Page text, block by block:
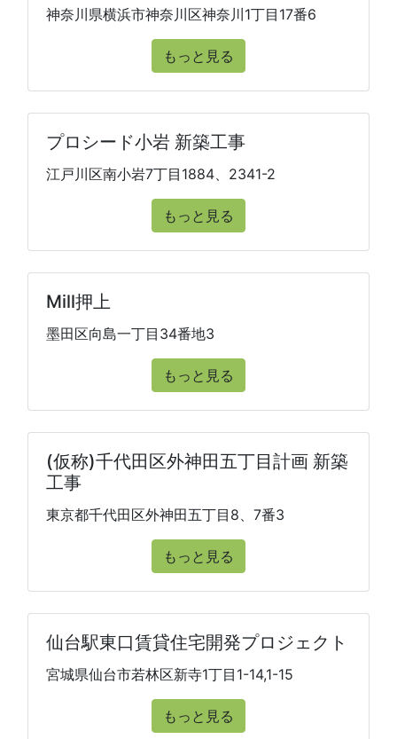
神奈川県横浜市神奈川区神奈川1丁目17番6
もっと見る
プロシード小岩 新築工事
江戸川区南小岩7丁目1884、2341-2
もっと見る
Mill押上
墨田区向島一丁目34番地3
もっと見る
(仮称)千代田区外神田五丁目計画 新築
工事
東京都千代田区外神田五丁目8、7番3
もっと見る
仙台駅東口賃貸住宅開発プロジェクト
宮城県仙台市若林区新寺1丁目1-14,1-15
もっと見る